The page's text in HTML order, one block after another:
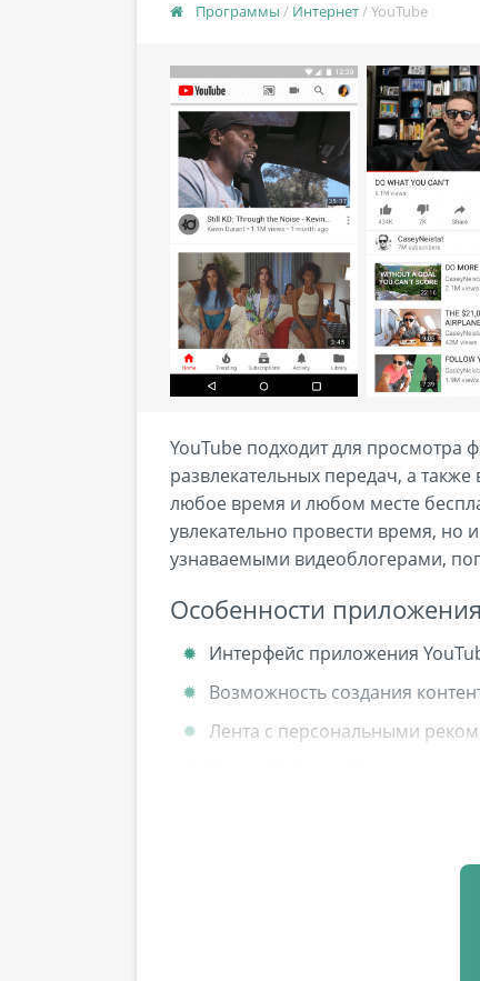
Программы / Интернет/ YouTube
YouTube подходит для просмотра
развлекательных передач, а
любое время и любом месте
увлекательно провести время, но
узнаваемыми видеоблогерами,
Особенности приложения
Интерфейс приложения
Возможность создания
Лента с персональными
Режим родительского
Чарты, показывающие